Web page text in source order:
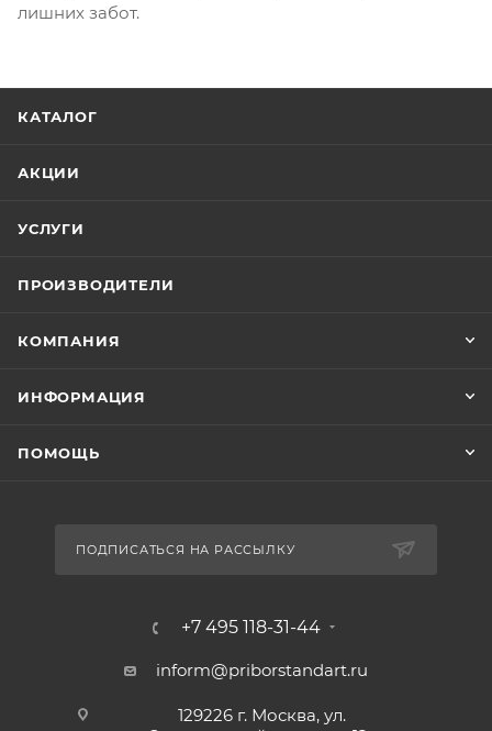
лишних забот.
КАТАЛОГ
АКЦИИ
УСЛУГИ
ПРОИЗВОДИТЕЛИ
КОМПАНИЯ
ИНФОРМАЦИЯ
ПОМОЩЬ
ПОДПИСАТЬСЯ НА РАССЫЛКУ
+7 495 118-31-44
inform@priborstandart.ru
129226 г. Москва, ул.